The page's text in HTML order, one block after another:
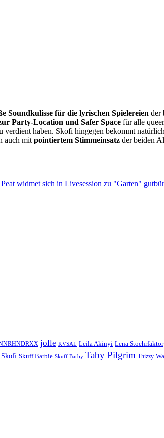
Soundkulisse für die lyrischen Spielereien der
Party-Location und Safer Space für alle
haben. Skofi hingegen bekommt
auch mitpointiertem Stimmeinsatz der beiden
widmet sich in Livesession zu "Garten"
jolle KVSAL Leila Akinyi Lena Stoehrfaktor
Skofi Skuff Barbie Skuff Barby Taby Pilgrim Thizzy